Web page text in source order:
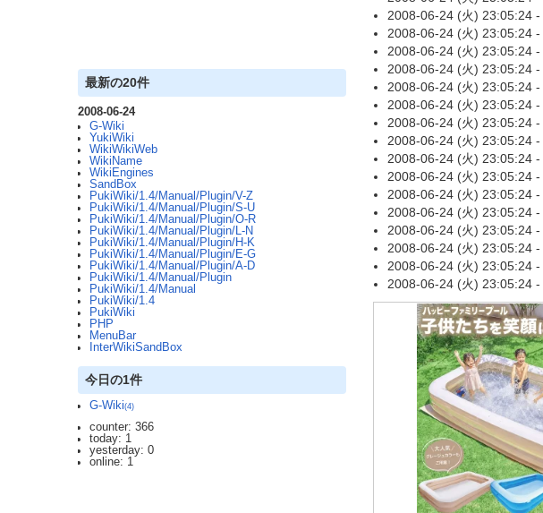
最新の20件
2008-06-24
G-Wiki
YukiWiki
WikiWikiWeb
WikiName
WikiEngines
SandBox
PukiWiki/1.4/Manual/Plugin/V-Z
PukiWiki/1.4/Manual/Plugin/S-U
PukiWiki/1.4/Manual/Plugin/O-R
PukiWiki/1.4/Manual/Plugin/L-N
PukiWiki/1.4/Manual/Plugin/H-K
PukiWiki/1.4/Manual/Plugin/E-G
PukiWiki/1.4/Manual/Plugin/A-D
PukiWiki/1.4/Manual/Plugin
PukiWiki/1.4/Manual
PukiWiki/1.4
PukiWiki
PHP
MenuBar
InterWikiSandBox
今日の1件
G-Wiki(4)
counter: 366
today: 1
yesterday: 0
online: 1
2008-06-24 (火) 23:05:24 -
2008-06-24 (火) 23:05:24 -
2008-06-24 (火) 23:05:24 -
2008-06-24 (火) 23:05:24 -
2008-06-24 (火) 23:05:24 -
2008-06-24 (火) 23:05:24 -
2008-06-24 (火) 23:05:24 -
2008-06-24 (火) 23:05:24 -
2008-06-24 (火) 23:05:24 -
2008-06-24 (火) 23:05:24 -
2008-06-24 (火) 23:05:24 -
2008-06-24 (火) 23:05:24 -
2008-06-24 (火) 23:05:24 -
2008-06-24 (火) 23:05:24 -
2008-06-24 (火) 23:05:24 -
2008-06-24 (火) 23:05:24 -